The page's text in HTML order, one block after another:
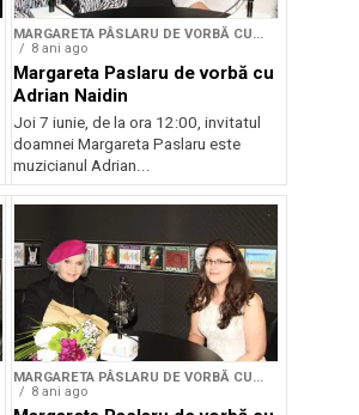
MARGARETA PÂSLARU DE VORBĂ CU...
8 ani ago
Margareta Paslaru de vorbă cu
Adrian Naidin
Joi 7 iunie, de la ora 12:00, invitatul
doamnei Margareta Paslaru este
muzicianul Adrian...
MARGARETA PÂSLARU DE VORBĂ CU...
8 ani ago